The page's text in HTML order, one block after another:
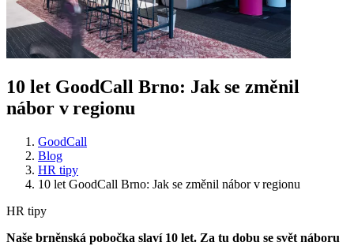
10 let GoodCall Brno: Jak se změnil
nábor v regionu
GoodCall
Blog
HR tipy
10 let GoodCall Brno: Jak se změnil nábor v regionu
HR tipy
Naše brněnská pobočka slaví 10 let. Za tu dobu se svět náboru